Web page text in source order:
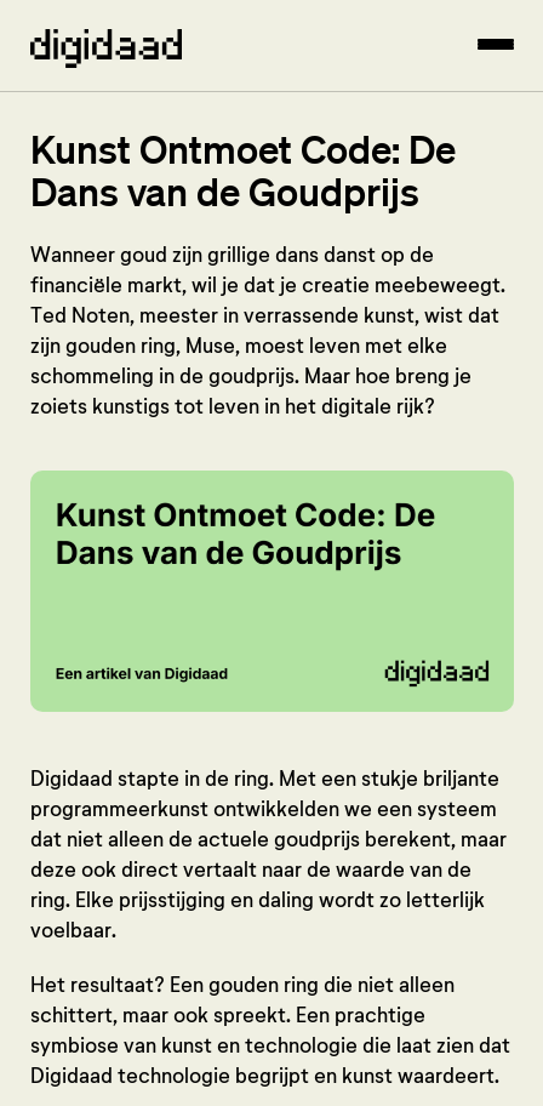
Kunst Ontmoet Code: De
Dans van de Goudprijs
Wanneer goud zijn grillige dans danst op de
financiële markt, wil je dat je creatie meebeweegt.
Ted Noten, meester in verrassende kunst, wist dat
zijn gouden ring, Muse, moest leven met elke
schommeling in de goudprijs. Maar hoe breng je
zoiets kunstigs tot leven in het digitale rijk?
Digidaad stapte in de ring. Met een stukje briljante
programmeerkunst ontwikkelden we een systeem
dat niet alleen de actuele goudprijs berekent, maar
deze ook direct vertaalt naar de waarde van de
ring. Elke prijsstijging en daling wordt zo letterlijk
voelbaar.
Het resultaat? Een gouden ring die niet alleen
schittert, maar ook spreekt. Een prachtige
symbiose van kunst en technologie die laat zien dat
Digidaad technologie begrijpt en kunst waardeert.